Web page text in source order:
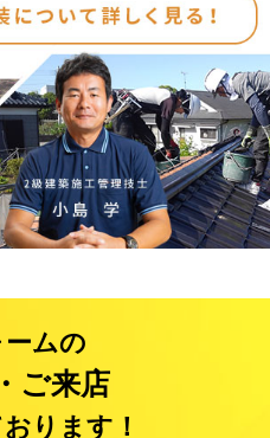
ームの
ご来店
ります！